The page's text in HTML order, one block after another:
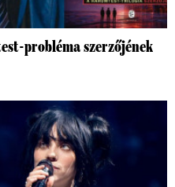
probléma szerzőjének